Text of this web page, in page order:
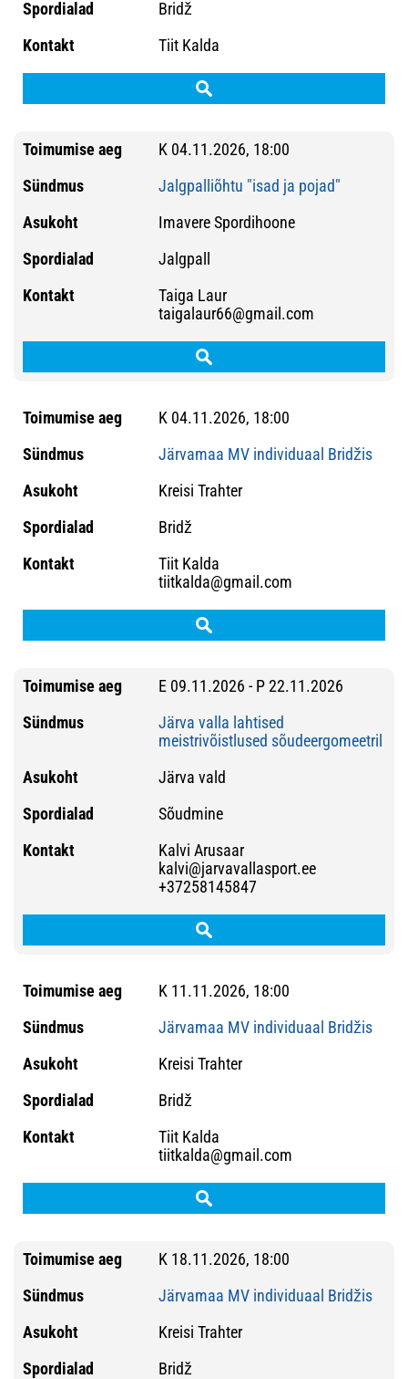
Bridž
Tiit Kalda
K 04.11.2026, 18:00
Jalgpalliõhtu "isad ja pojad"
Imavere Spordihoone
Jalgpall
Taiga Laur
taigalaur66@gmail.com
K 04.11.2026, 18:00
Järvamaa MV individuaal Bridžis
Kreisi Trahter
Bridž
Tiit Kalda
tiitkalda@gmail.com
E 09.11.2026 - P 22.11.2026
Järva valla lahtised
meistrivõistlused sõudeergomeetril
Järva vald
Sõudmine
Kalvi Arusaar
kalvi@jarvavallasport.ee
+37258145847
K 11.11.2026, 18:00
Järvamaa MV individuaal Bridžis
Kreisi Trahter
Bridž
Tiit Kalda
tiitkalda@gmail.com
K 18.11.2026, 18:00
Järvamaa MV individuaal Bridžis
Kreisi Trahter
Bridž